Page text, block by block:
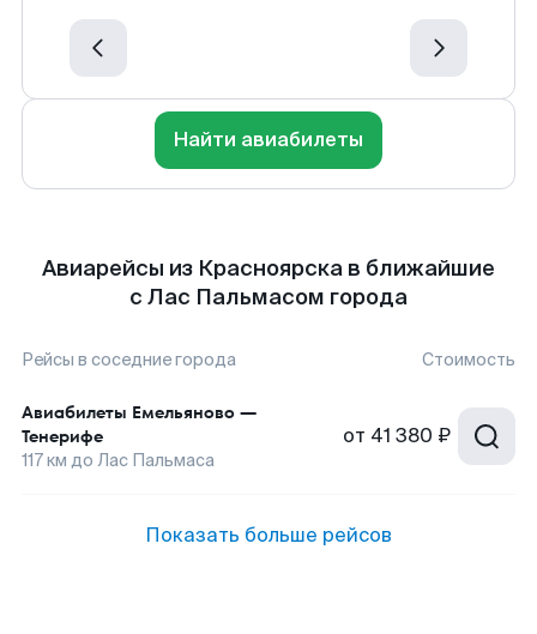
Найти авиабилеты
Авиарейсы из Красноярска в ближайшие
с Лас Пальмасом города
Рейсы в соседние города Стоимость
Авиабилеты Емельяново —
Тенерифе
117км до Лас Пальмаса
от 41 380 ₽
Показать больше рейсов